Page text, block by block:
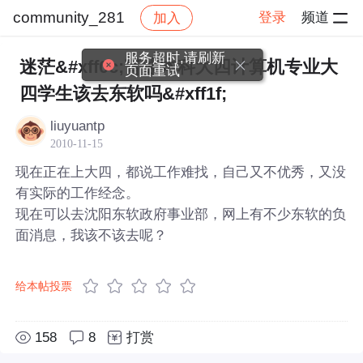
community_281 加入 登录 频道
社区 community_281 帖子详情
迷茫&#xff0c;普通本科大四计算机专业大
四学生该去东软吗&#xff1f;
liuyuantp
2010-11-15
现在正在上大四，都说工作难找，自己又不优秀，又没
有实际的工作经念。
现在可以去沈阳东软政府事业部，网上有不少东软的负
面消息，我该不该去呢？
给本帖投票
158 8 打赏
服务超时,请刷新
页面重试